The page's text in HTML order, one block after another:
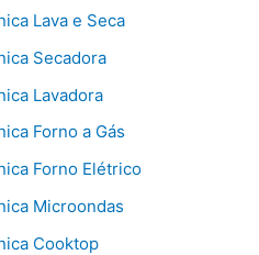
Lava e Seca
Secadora
Lavadora
Forno a Gás
Forno Elétrico
Microondas
Cooktop